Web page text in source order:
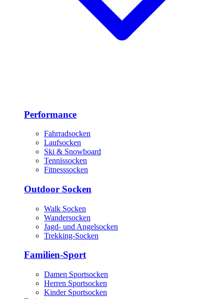
Performance
Fahrradsocken
Laufsocken
Ski & Snowboard
Tennissocken
Fitnesssocken
Outdoor Socken
Walk Socken
Wandersocken
Jagd- und Angelsocken
Trekking-Socken
Familien-Sport
Damen Sportsocken
Herren Sportsocken
Kinder Sportsocken